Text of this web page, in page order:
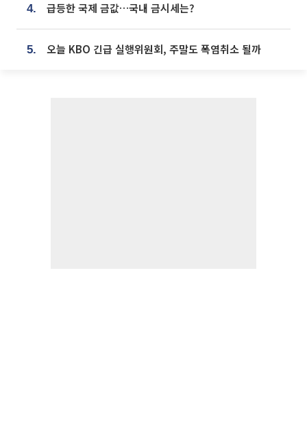
4. 급등한 국제 금값…국내 금시세는?
5. 오늘 KBO 긴급 실행위원회, 주말도 폭염취소 될까